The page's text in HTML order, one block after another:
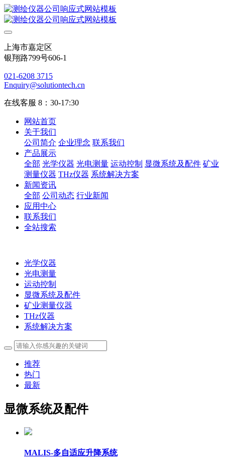
上海市嘉定区
银翔路799号606-1
021-6208 3715
Enquiry@solutiontech.cn
在线客服 8：30-17:30
网站首页
关于我们
公司简介 企业理念 联系我们
产品展示
全部 光学仪器 光电测量 运动控制 显微系统及配件 矿业
测量仪器 THz仪器 系统解决方案
新闻资讯
全部 公司动态 行业新闻
应用中心
联系我们
全站搜索
光学仪器
光电测量
运动控制
显微系统及配件
矿业测量仪器
THz仪器
系统解决方案
推荐
热门
最新
显微系统及配件
MALIS-多自适应升降系统